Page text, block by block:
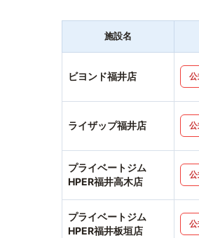
施設名
ビヨンド福井店
ライザップ福井店
プライベートジム
HPER福井高木店
プライベートジム
HPER福井板垣店